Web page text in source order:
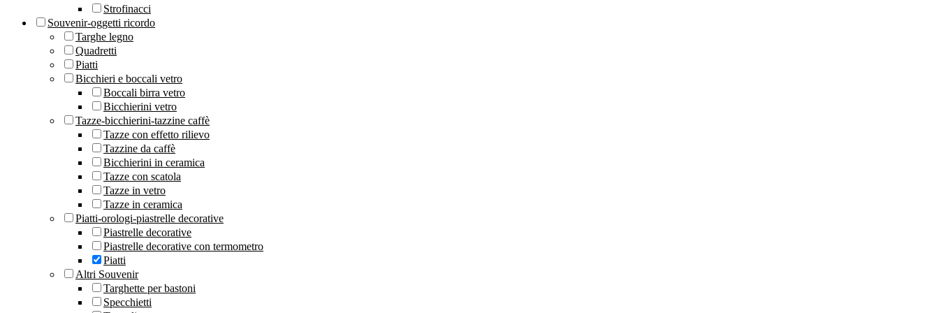
Strofinacci
Souvenir-oggetti ricordo
Targhe legno
Quadretti
Piatti
Bicchieri e boccali vetro
Boccali birra vetro
Bicchierini vetro
Tazze-bicchierini-tazzine caffè
Tazze con effetto rilievo
Tazzine da caffè
Bicchierini in ceramica
Tazze con scatola
Tazze in vetro
Tazze in ceramica
Piatti-orologi-piastrelle decorative
Piastrelle decorative
Piastrelle decorative con termometro
Piatti
Altri Souvenir
Targhette per bastoni
Specchietti